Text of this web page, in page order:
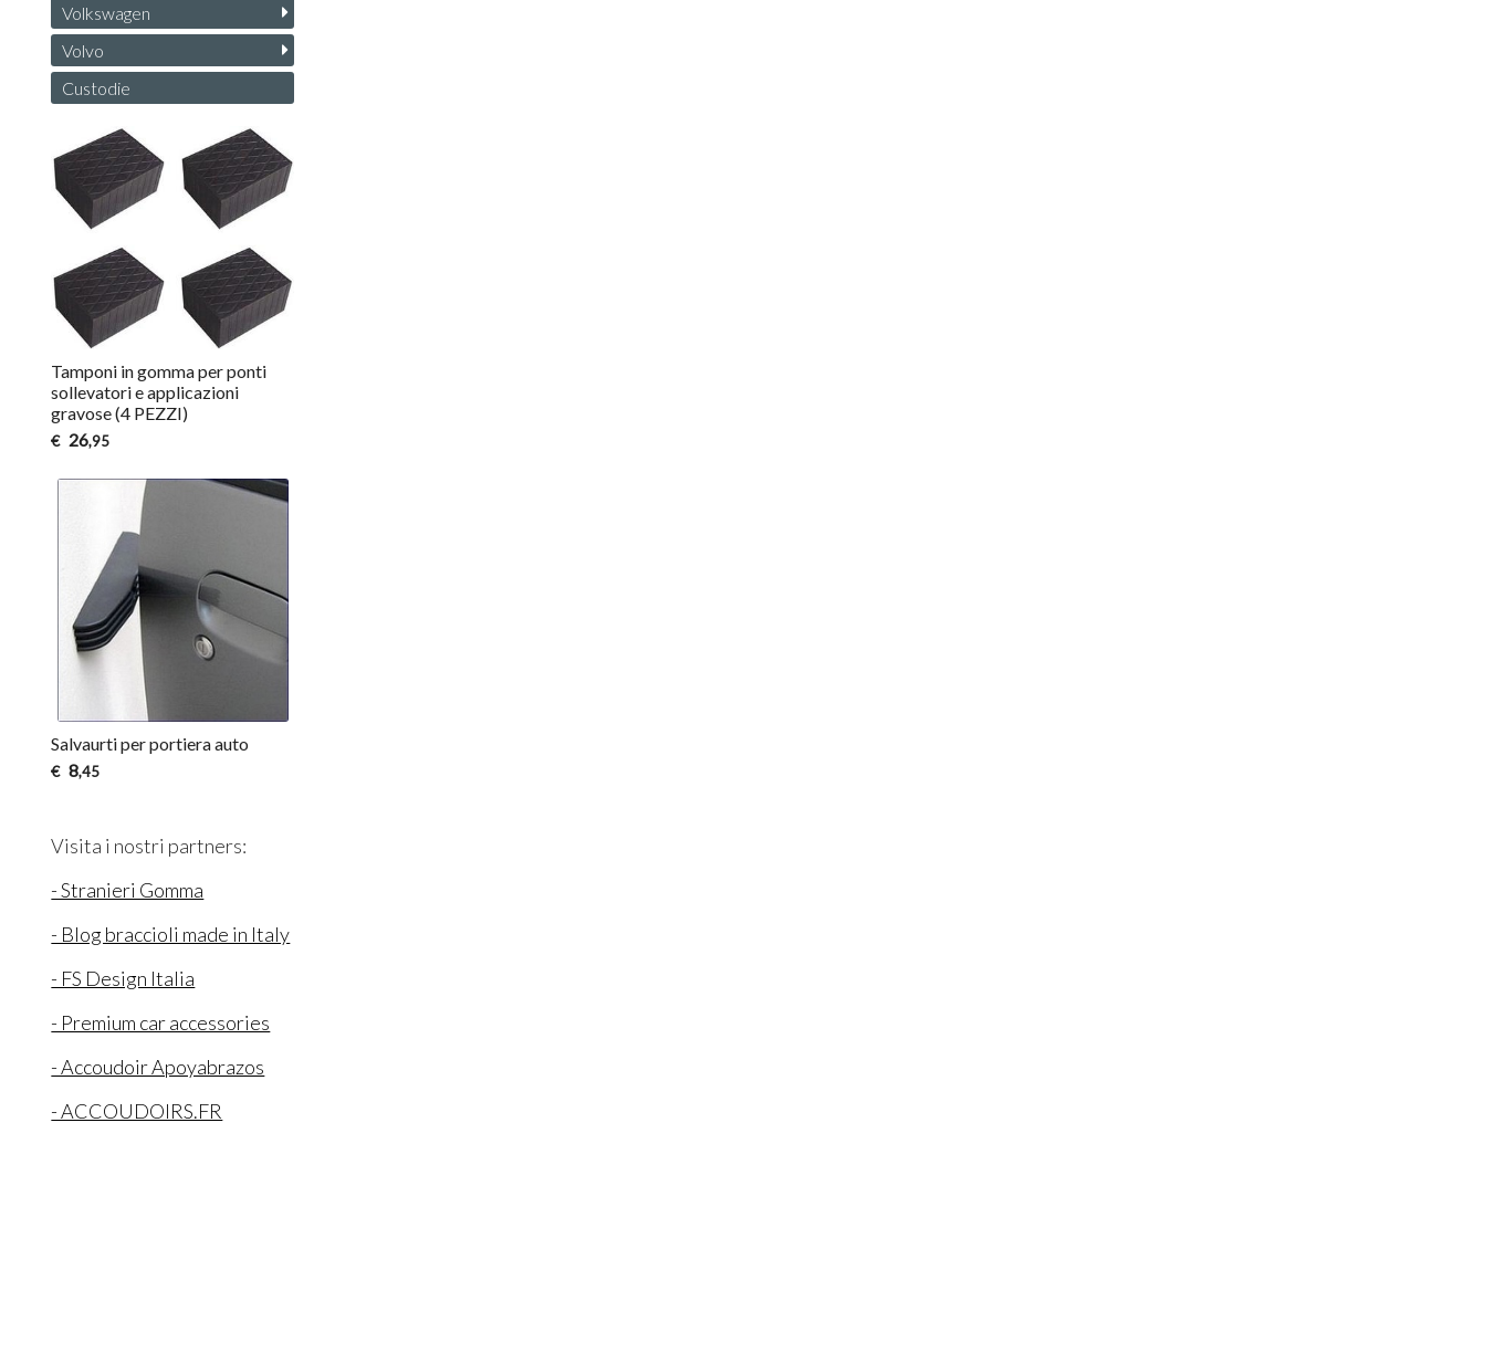
Volkswagen
Volvo
Custodie
Tamponi in gomma per ponti
sollevatori e applicazioni
gravose (4 PEZZI)
€ 26,95
Salvaurti per portiera auto
€ 8,45
Visita i nostri partners:
- Stranieri Gomma
- Blog braccioli made in Italy
- FS Design Italia
- Premium car accessories
- Accoudoir Apoyabrazos
- ACCOUDOIRS.FR